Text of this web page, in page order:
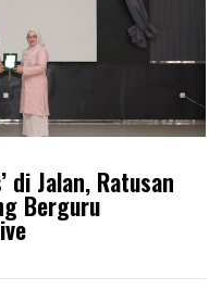
di Jalan, Ratusan
Berguru